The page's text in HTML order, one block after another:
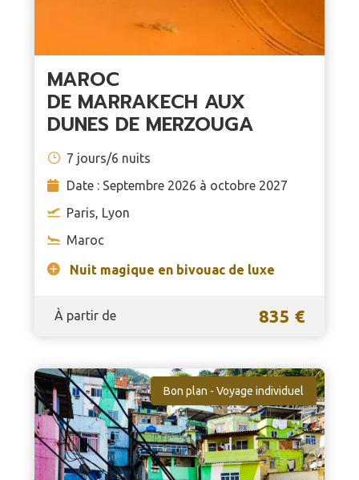
MAROC
DE MARRAKECH AUX
DUNES DE MERZOUGA
7 jours/6 nuits
Date : Septembre 2026 à octobre 2027
Paris, Lyon
Maroc
Nuit magique en bivouac de luxe
À partir de 835 €
Bon plan - Voyage individuel